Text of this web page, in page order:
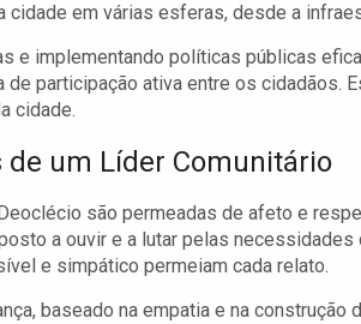
cidade em várias esferas, desde a
e implementando políticas públicas
de participação ativa entre os cidadãos.
cidade.
de um Líder Comunitário
são permeadas de afeto e
a ouvir e a lutar pelas
e simpático permeiam cada relato.
baseado na empatia e na